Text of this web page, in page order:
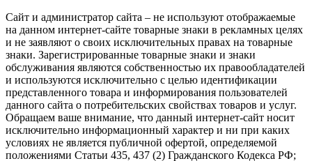
Сайт и администратор сайта – не используют отображаемые
на данном интернет-сайте товарные знаки в рекламных целях
и не заявляют о своих исключительных правах на товарные
знаки. Зарегистрированные товарные знаки и знаки
обслуживания являются собственностью их правообладателей
и используются исключительно с целью идентификации
представленного товара и информирования пользователей
данного сайта о потребительских свойствах товаров и услуг.
Обращаем ваше внимание, что данный интернет-сайт носит
исключительно информационный характер и ни при каких
условиях не является публичной офертой, определяемой
положениями Статьи 435, 437 (2) Гражданского Кодекса РФ;